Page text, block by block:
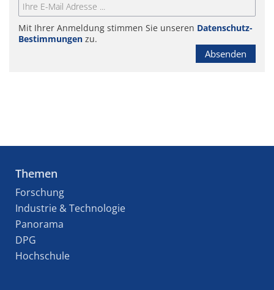
Mit Ihrer Anmeldung stimmen Sie unseren Datenschutz-
Bestimmungen zu.
Absenden
Themen
Forschung
Industrie & Technologie
Panorama
DPG
Hochschule